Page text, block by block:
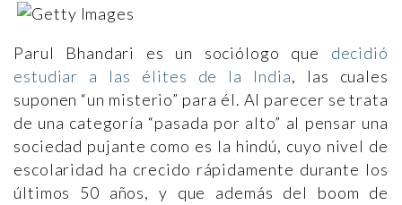
Parul Bhandari es un sociólogo que decidió
estudiar a las élites de la India, las cuales
suponen “un misterio” para él. Al parecer se trata
de una categoría “pasada por alto” al pensar una
sociedad pujante como es la hindú, cuyo nivel de
escolaridad ha crecido rápidamente durante los
últimos 50 años, y que además del boom de